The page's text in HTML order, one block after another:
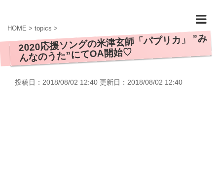
HOME > topics >
​2020応援ソングの米津玄師「パプリカ」 ”み
んなのうた”にてOA開始♡
投稿日：2018/08/02 12:40 更新日： 2018/08/02 12:40